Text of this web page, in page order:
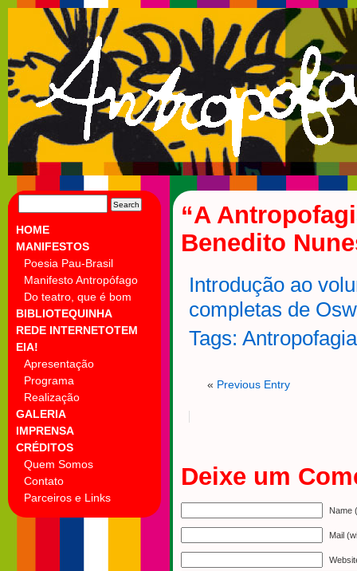
FOR:
HOME
MANIFESTOS
Poesia Pau-Brasil
Manifesto Antropófago
Do teatro, que é bom
BIBLIOTEQUINHA
REDE INTERNETOTEM
EIA!
Apresentação
Programa
Realização
GALERIA
IMPRENSA
CRÉDITOS
Quem Somos
Contato
Parceiros e Links
“A
Benedito
Introdução ao
completas de
Tags: Antropofagia
« Previous Entry
Deixe um
Name
Mail